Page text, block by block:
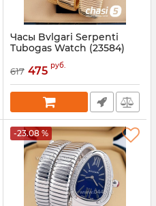
Часы Bvlgari Serpenti
Tubogas Watch (23584)
23584
617 475 руб.
-23.08 %